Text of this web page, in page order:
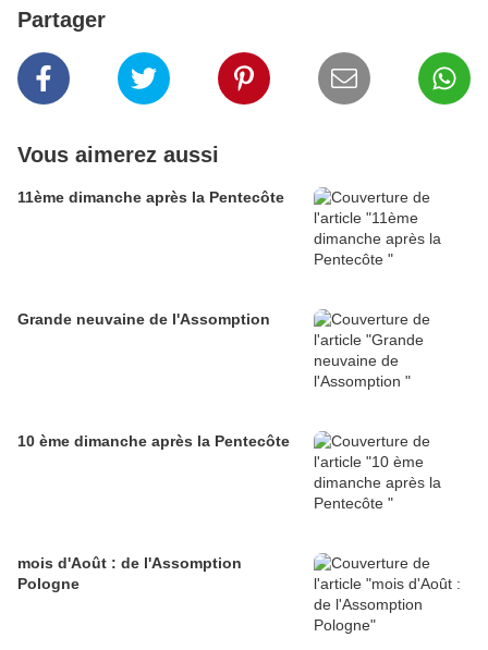
Partager
Vous aimerez aussi
11ème dimanche après la Pentecôte
Grande neuvaine de l'Assomption
10 ème dimanche après la Pentecôte
mois d'Août : de l'Assomption
Pologne